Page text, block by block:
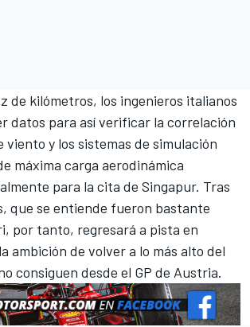
de kilómetros, los ingenieros italianos
datos para así verificar la correlación
y los sistemas de simulación
máxima carga aerodinámica
para la cita de Singapur. Tras
que se entiende fueron bastante
por tanto, regresará a pista en
ambición de volver a lo más alto del
consiguen desde el GP de Austria.